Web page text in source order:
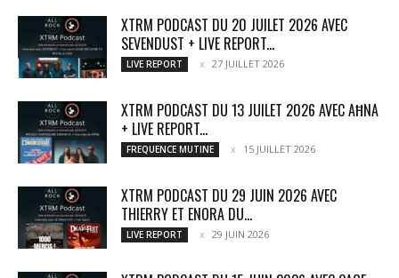
XTRM PODCAST DU 20 JUILET 2026 AVEC
SEVENDUST + LIVE REPORT...
LIVE REPORT 27 JUILLET 2026
XTRM PODCAST DU 13 JUILET 2026 AVEC AĦNA
+ LIVE REPORT...
FREQUENCE MUTINE 15 JUILLET 2026
XTRM PODCAST DU 29 JUIN 2026 AVEC
THIERRY ET ENORA DU...
LIVE REPORT 29 JUIN 2026